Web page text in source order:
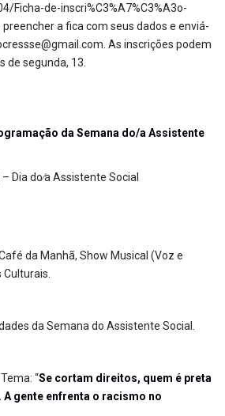
Ficha-de-inscri%C3%A7%C3%A3o-
preencher a fica com seus dados e enviá-
. As inscrições podem
de segunda, 13.
da Semana do/a Assistente
Dia do∕a Assistente Social
da Manhã, Show Musical (Voz e
da Semana do Assistente Social.
“Se cortam direitos, quem é preta
gente enfrenta o racismo no